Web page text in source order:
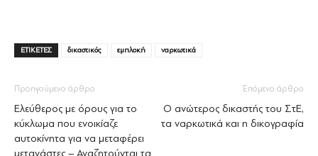
ΕΤΙΚΕΤΕΣ δικαστικός εμπλοκή ναρκωτικά
Προηγούμενο άρθρο
Ελεύθερος με όρους για το
κύκλωμα που ενοικίαζε
αυτοκίνητα για να μεταφέρει
Επόμενο άρθρο
Ο ανώτερος δικαστής του ΣτΕ,
τα ναρκωτικά και η δικογραφία